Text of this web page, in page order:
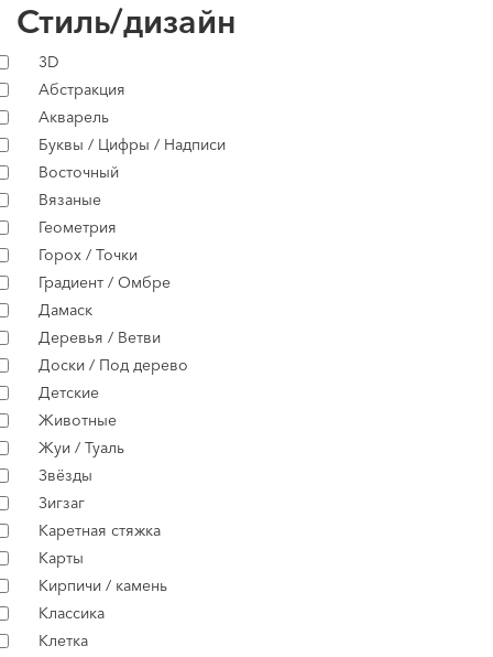
Стиль/дизайн
3D
Абстракция
Акварель
Буквы / Цифры / Надписи
Восточный
Вязаные
Геометрия
Горох / Точки
Градиент / Омбре
Дамаск
Деревья / Ветви
Доски / Под дерево
Детские
Животные
Жуи / Туаль
Звёзды
Зигзаг
Каретная стяжка
Карты
Кирпичи / камень
Классика
Клетка